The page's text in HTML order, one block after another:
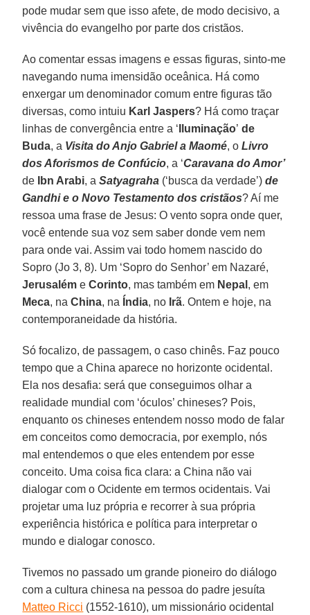
pode mudar sem que isso afete, de modo decisivo, a
vivência do evangelho por parte dos cristãos.
Ao comentar essas imagens e essas figuras, sinto-me
navegando numa imensidão oceânica. Há como
enxergar um denominador comum entre figuras tão
diversas, como intuiu Karl Jaspers? Há como traçar
linhas de convergência entre a ‘ Iluminação’ de
Buda, a Visita do Anjo Gabriel a Maomé, oLivro
dos Aforismos de Confúcio, a ‘Caravana do Amor’
de
Ibn Arabi, aSatyagraha (‘busca da verdade’)de
Gandhi e o Novo Testamento dos cristãos? Aí me
ressoa uma frase de Jesus: O vento sopra onde quer,
você entende sua voz sem saber donde vem nem
para onde vai. Assim vai todo homem nascido do
Sopro (Jo 3, 8). Um ‘Sopro do Senhor’ em Nazaré,
Jerusalém eCorinto, mas também em Nepal , em
Meca, naChina, na Índia, no Irã. Ontem e hoje, na
contemporaneidade da história.
Só focalizo, de passagem, o caso chinês. Faz pouco
tempo que a China aparece no horizonte ocidental.
Ela nos desafia: será que conseguimos olhar a
realidade mundial com ‘óculos’ chineses? Pois,
enquanto os chineses entendem nosso modo de falar
em conceitos como democracia, por exemplo, nós
mal entendemos o que eles entendem por esse
conceito. Uma coisa fica clara: a China não vai
dialogar com o Ocidente em termos ocidentais. Vai
projetar uma luz própria e recorrer à sua própria
experiência histórica e política para interpretar o
mundo e dialogar conosco.
Tivemos no passado um grande pioneiro do diálogo
com a cultura chinesa na pessoa do padre jesuíta
Matteo Ricci (1552-1610), um missionário ocidental